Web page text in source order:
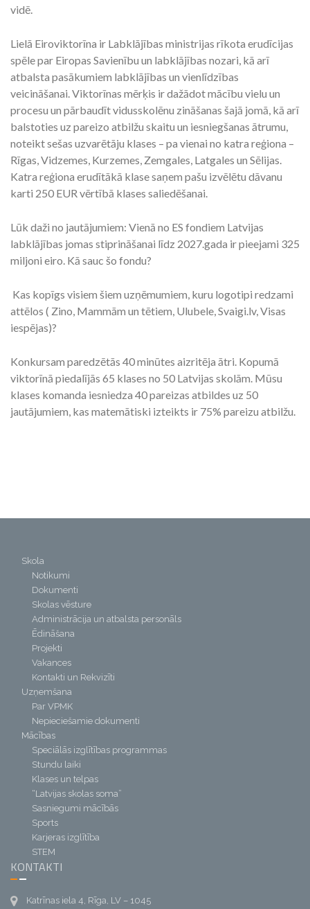
vidē.
Lielā Eiroviktorīna ir Labklājības ministrijas rīkota erudīcijas
spēle par Eiropas Savienību un labklājības nozari, kā arī
atbalsta pasākumiem labklājības un vienlīdzības
veicināšanai. Viktorīnas mērķis ir dažādot mācību vielu un
procesu un pārbaudīt vidusskolēnu zināšanas šajā jomā, kā arī
balstoties uz pareizo atbilžu skaitu un iesniegšanas ātrumu,
noteikt sešas uzvarētāju klases – pa vienai no katra reģiona –
Rīgas, Vidzemes, Kurzemes, Zemgales, Latgales un Sēlijas.
Katra reģiona erudītākā klase saņem pašu izvēlētu dāvanu
karti 250 EUR vērtībā klases saliedēšanai.
Lūk daži no jautājumiem: Vienā no ES fondiem Latvijas
labklājības jomas stiprināšanai līdz 2027.gada ir pieejami 325
miljoni eiro. Kā sauc šo fondu?
Kas kopīgs visiem šiem uzņēmumiem, kuru logotipi redzami
attēlos ( Zino, Mammām un tētiem, Ulubele, Svaigi.lv, Visas
iespējas)?
Konkursam paredzētās 40 minūtes aizritēja ātri. Kopumā
viktorīnā piedalījās 65 klases no 50 Latvijas skolām. Mūsu
klases komanda iesniedza 40 pareizas atbildes uz 50
jautājumiem, kas matemātiski izteikts ir 75% pareizu atbilžu.
Skola
Notikumi
Dokumenti
Skolas vēsture
Administrācija un atbalsta personāls
Ēdināšana
Projekti
Vakances
Kontakti un Rekvizīti
Uzņemšana
Par VPMK
Nepieciešamie dokumenti
Mācības
Speciālās izglītības programmas
Stundu laiki
Klases un telpas
“Latvijas skolas soma”
Sasniegumi mācībās
Sports
Karjeras izglītība
STEM
KONTAKTI
Katrīnas iela 4, Rīga, LV – 1045